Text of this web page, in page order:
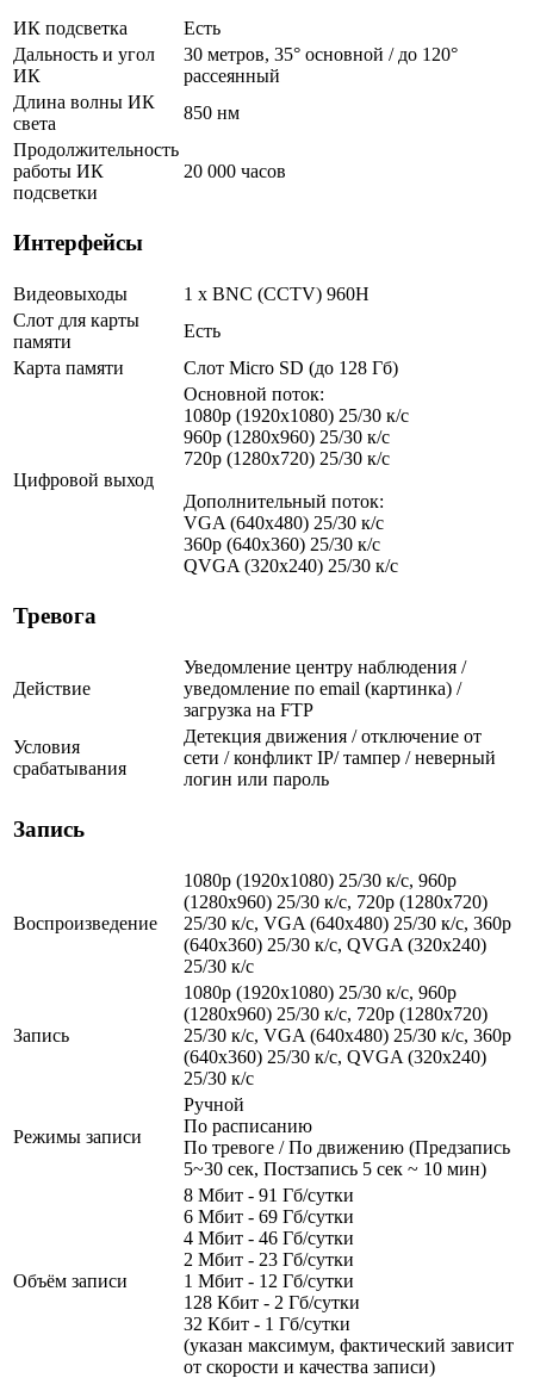
ИК подсветка
Есть
Дальность и угол
ИК
30 метров, 35° основной / до 120°
рассеянный
Длина волны ИК
света
850 нм
Продолжительность
работы ИК
подсветки
20 000 часов
Интерфейсы
Видеовыходы
1 х BNC (CCTV) 960H
Слот для карты
памяти
Есть
Карта памяти
Слот Micro SD (до 128 Гб)
Цифровой выход
Основной поток:
1080p (1920x1080) 25/30 к/с
960p (1280х960) 25/30 к/с
720p (1280х720) 25/30 к/с
Дополнительный поток:
VGA (640x480) 25/30 к/с
360p (640x360) 25/30 к/с
QVGA (320x240) 25/30 к/с
Тревога
Действие
Уведомление центру наблюдения /
уведомление по email (картинка) /
загрузка на FTP
Условия
срабатывания
Детекция движения / отключение от
сети / конфликт IP/ тампер / неверный
логин или пароль
Запись
Воспроизведение
1080p (1920x1080) 25/30 к/с, 960p
(1280х960) 25/30 к/с, 720p (1280х720)
25/30 к/с, VGA (640x480) 25/30 к/с, 360p
(640x360) 25/30 к/с, QVGA (320x240)
25/30 к/с
Запись
1080p (1920x1080) 25/30 к/с, 960p
(1280х960) 25/30 к/с, 720p (1280х720)
25/30 к/с, VGA (640x480) 25/30 к/с, 360p
(640x360) 25/30 к/с, QVGA (320x240)
25/30 к/с
Режимы записи
Ручной
По расписанию
По тревоге / По движению (Предзапись
5~30 сек, Постзапись 5 сек ~ 10 мин)
Объём записи
8 Мбит - 91 Гб/сутки
6 Мбит - 69 Гб/сутки
4 Мбит - 46 Гб/сутки
2 Мбит - 23 Гб/сутки
1 Мбит - 12 Гб/сутки
128 Кбит - 2 Гб/сутки
32 Кбит - 1 Гб/сутки
(указан максимум, фактический зависит
от скорости и качества записи)